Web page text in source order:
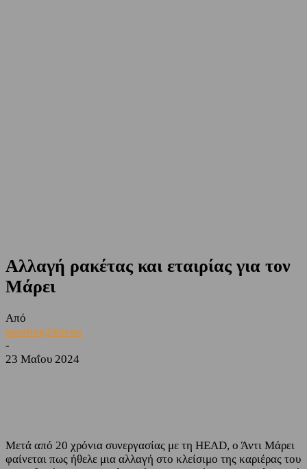
Αλλαγή ρακέτας και εταιρίας για τον
Μάρει
Από
sporting24news
-
23 Μαΐου 2024
Μετά από 20 χρόνια συνεργασίας με τη HEAD, ο Άντι Μάρει
φαίνεται πως ήθελε μια αλλαγή στο κλείσιμο της καριέρας του